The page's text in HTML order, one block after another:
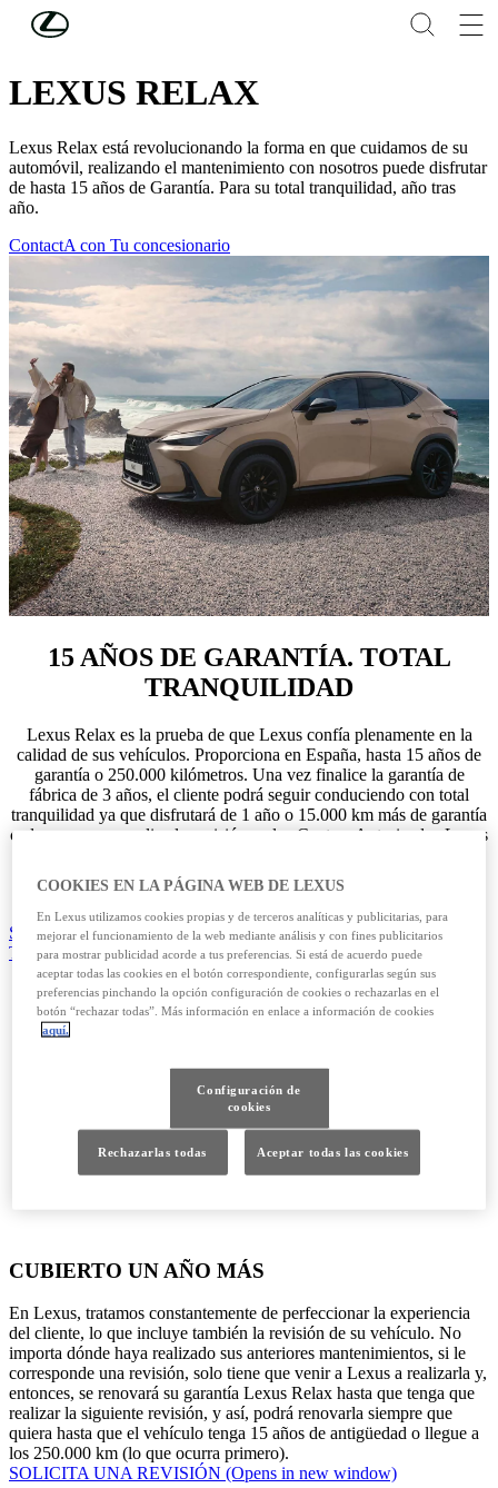
Skip to Main Content
GARANTÍA Y SEGURO
LEXUS RELAX
Lexus Relax está revolucionando la forma en que cuidamos de su
automóvil, realizando el mantenimiento con nosotros puede disfrutar
de hasta 15 años de Garantía. Para su total tranquilidad, año tras
año.
ContactA con Tu concesionario
15 AÑOS DE GARANTÍA. TOTAL
TRANQUILIDAD
Lexus Relax es la prueba de que Lexus confía plenamente en la
calidad de sus vehículos. Proporciona en España, hasta 15 años de
garantía o 250.000 kilómetros. Una vez finalice la garantía de
fábrica de 3 años, el cliente podrá seguir conduciendo con total
tranquilidad ya que disfrutará de 1 año o 15.000 km más de garantía
cada vez que se realice la revisión en los Centros Autorizados Lexus
está cuidado por las mejores manos para que siga siendo 100%
Lexus.
SOLICITA UNA REVISIÓN (Opens in new window)
TÉRMINOS Y CONDICIONES
CUBIERTO UN AÑO MÁS
En Lexus, tratamos constantemente de perfeccionar la experiencia
del cliente, lo que incluye también la revisión de su vehículo. No
importa dónde haya realizado sus anteriores mantenimientos, si le
corresponde una revisión, solo tiene que venir a Lexus a realizarla y,
entonces, se renovará su garantía Lexus Relax hasta que tenga que
realizar la siguiente revisión, y así, podrá renovarla siempre que
quiera hasta que el vehículo tenga 15 años de antigüedad o llegue a
los 250.000 km (lo que ocurra primero).
SOLICITA UNA REVISIÓN (Opens in new window)
COOKIES EN LA PÁGINA WEB DE LEXUS
En Lexus utilizamos cookies propias y de terceros analíticas y publicitarias, para
mejorar el funcionamiento de la web mediante análisis y con fines publicitarios
para mostrar publicidad acorde a tus preferencias. Si está de acuerdo puede
aceptar todas las cookies en el botón correspondiente, configurarlas según sus
preferencias pinchando la opción configuración de cookies o rechazarlas en el
botón “rechazar todas”. Más información en enlace a información de cookies
aquí.
Configuración de
cookies
Rechazarlas todas Aceptar todas las cookies